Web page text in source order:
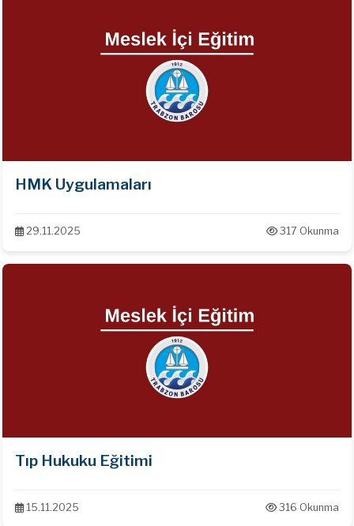
HMK Uygulamaları
29.11.2025 317 Okunma
Tıp Hukuku Eğitimi
15.11.2025 316 Okunma